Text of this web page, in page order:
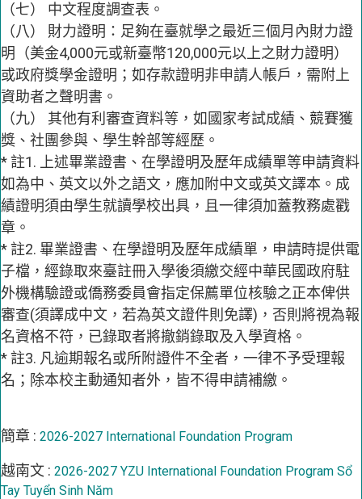
（七） 中文程度調查表。
（八） 財力證明：足夠在臺就學之最近三個月內財力證
明（美金4,000元或新臺幣120,000元以上之財力證明）
或政府獎學金證明；如存款證明非申請人帳戶，需附上
資助者之聲明書。
（九） 其他有利審查資料等，如國家考試成績、競賽獲
獎、社團參與、學生幹部等經歷。
* 註1. 上述畢業證書、在學證明及歷年成績單等申請資料
如為中、英文以外之語文，應加附中文或英文譯本。成
績證明須由學生就讀學校出具，且一律須加蓋教務處戳
章。
* 註2. 畢業證書、在學證明及歷年成績單，申請時提供電
子檔，經錄取來臺註冊入學後須繳交經中華民國政府駐
外機構驗證或僑務委員會指定保薦單位核驗之正本俾供
審查(須譯成中文，若為英文證件則免譯)，否則將視為報
名資格不符，已錄取者將撤銷錄取及入學資格。
* 註3. 凡逾期報名或所附證件不全者，一律不予受理報
名；除本校主動通知者外，皆不得申請補繳。
簡章 : 2026-2027 International Foundation Program
越南文 : 2026-2027 YZU International Foundation Program Sổ
Tay Tuyển Sinh Năm